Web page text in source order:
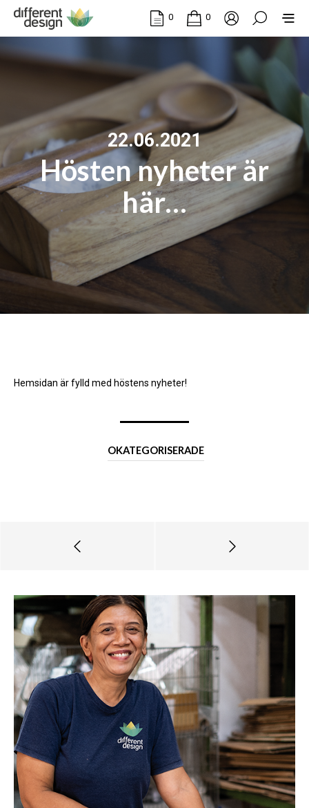
0 0
22.06.2021
Hösten nyheter är
här…
Hemsidan är fylld med höstens nyheter!
OKATEGORISERADE